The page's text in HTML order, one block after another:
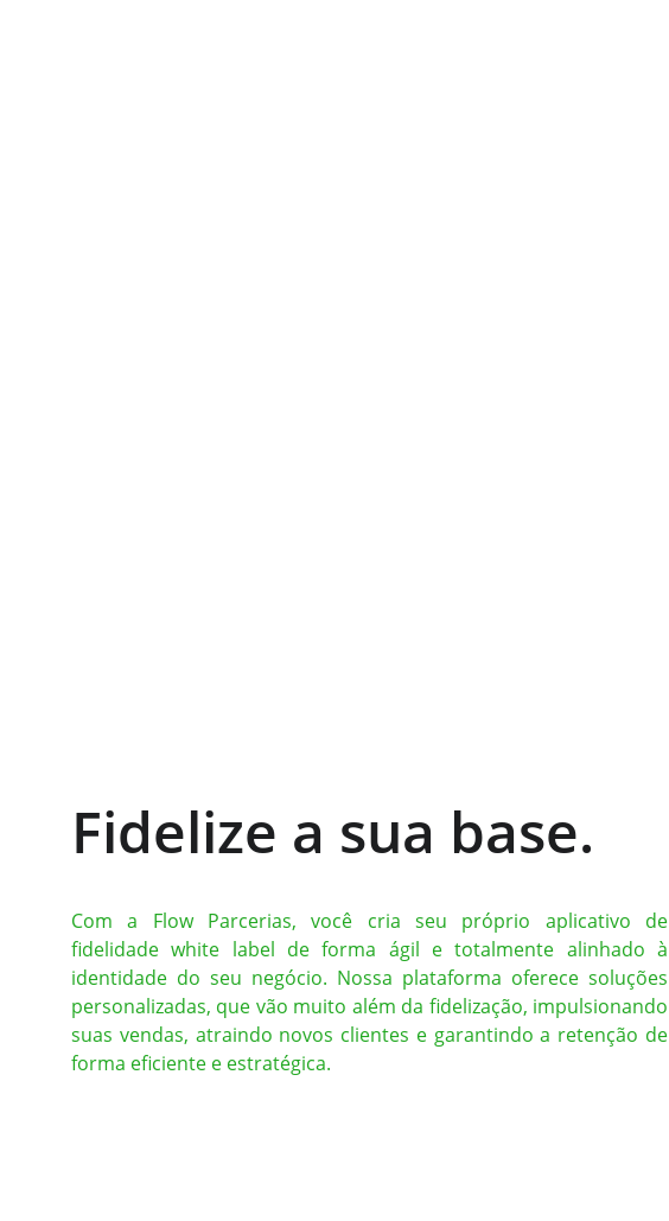
Fidelize a sua base.
Com a Flow Parcerias, você cria seu próprio aplicativo de
fidelidade white label de forma ágil e totalmente alinhado à
identidade do seu negócio. Nossa plataforma oferece soluções
personalizadas, que vão muito além da fidelização, impulsionando
suas vendas, atraindo novos clientes e garantindo a retenção de
forma eficiente e estratégica.